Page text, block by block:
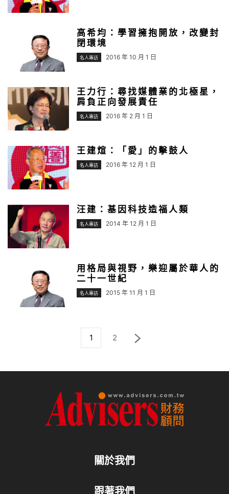
高希均：學習擁抱開放，改變封
閉環境
名人專訪 2016 年 10 月 1 日
王力行：尋找媒體業的北極星，
肩負正向發展責任
名人專訪 2016 年 2 月 1 日
王建煊：「愛」的擊鼓人
名人專訪 2016 年 12 月 1 日
汪建：基因科技造福人類
名人專訪 2014 年 12 月 1 日
用格局與視野，樂迎屬於華人的
二十一世紀
名人專訪 2015 年 11 月 1 日
1 2
關於我們
跟著我們